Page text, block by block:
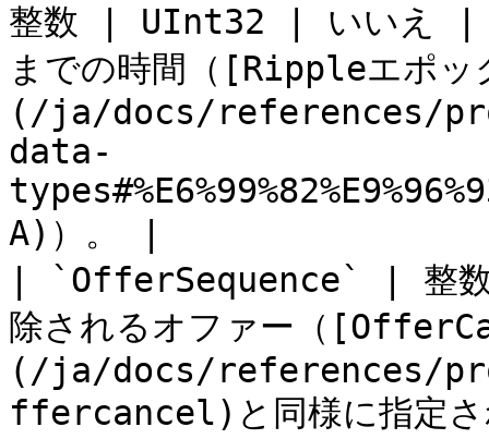
整数 | UInt32 | いいえ | オ
までの時間（[Rippleエポッ
(/ja/docs/references/
data-
A)）。 |
| `OfferSequence` | 整
除されるオファー（
(/ja/docs/references/
ffercancel)と同様に指定